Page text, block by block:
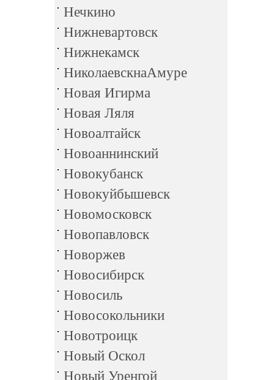
Нечкино
Нижневартовск
Нижнекамск
НиколаевскнаАмуре
Новая Игирма
Новая Ляля
Новоалтайск
Новоаннинский
Новокубанск
Новокуйбышевск
Новомосковск
Новопавловск
Новоржев
Новосибирск
Новосиль
Новосокольники
Новотроицк
Новый Оскол
Новый Уренгой